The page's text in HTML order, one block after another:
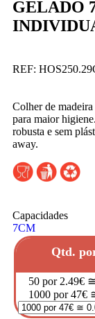
GELADO
REF:
Colher de
para maior
robusta e sem
away.
Capacidades
7CM
Qtd.
50 por 2.49€
1000 por 47€